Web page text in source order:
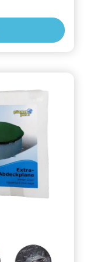
dir gleich
eine
Poolheizung
dein
und
so den
richtiger
und du wirst
Poolheizung
haben.Die
angegebene
auf der
Größe: 355
grau
DE,